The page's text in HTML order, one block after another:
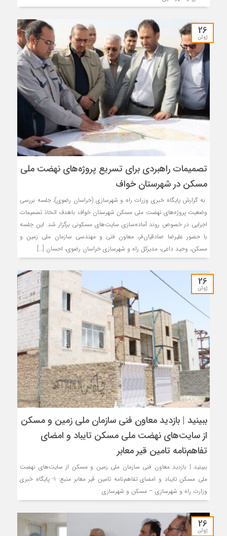
26
ژوئن
تصمیمات راهبردی برای تسریع پروژه‌های نهضت ملی
مسکن در شهرستان خواف
به گزارش پایگاه خبری وزرات راه و شهرسازی (خراسان رضوی)، جلسه بررسی
وضعیت پروژه‌های نهضت ملی مسکن شهرستان خواف باهدف اتخاذ تصمیمات
اجرایی در خصوص روند آماده‌سازی سایت‌های مسکونی برگزار شد. این جلسه
با حضور علیرضا صادقیان‌فر، معاون فنی و مهندسی سازمان ملی زمین و
مسکن، وحید داعی، مدیرکل راه و شهرسازی خراسان رضوی، احسان […]
26
ژوئن
ببینید | بازدید معاون فنی سازمان ملی زمین و مسکن
از سایت‌های نهضت ملی مسکن تایباد و امضای
تفاهم‌نامه تامین قیر معابر
ببینید | بازدید معاون فنی سازمان ملی زمین و مسکن از سایت‌های نهضت
ملی مسکن تایباد و امضای تفاهم‌نامه تامین قیر معابر منبع: 1- پایگاه خبری
وزارت راه و شهرسازی – مسکن و شهرسازی
26
ژوئن